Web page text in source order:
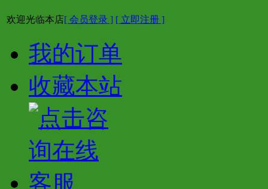
欢迎光临本店[ 会员登录 ] [ 立即注册 ]
我的订单
收藏本站